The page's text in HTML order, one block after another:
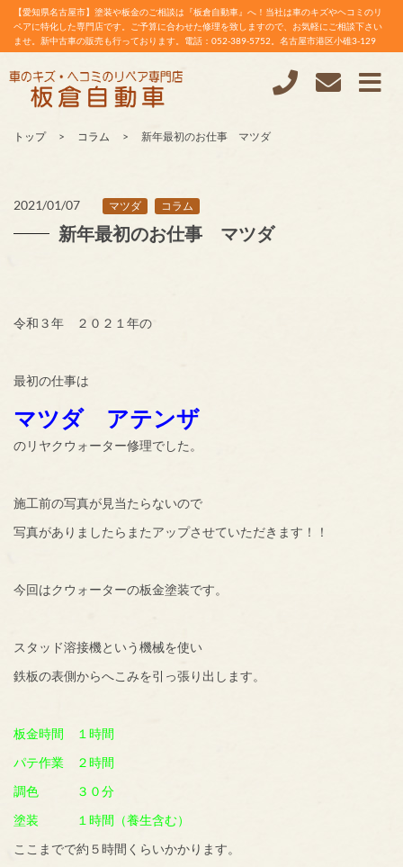
【愛知県名古屋市】塗装や板金のご相談は『板倉自動車』へ！当社は車のキズやヘコミのリ
ペアに特化した専門店です。ご予算に合わせた修理を致しますので、お気軽にご相談下さい
ませ。新中古車の販売も行っております。電話：052-389-5752。名古屋市港区小碓3-129
トップ コラム 新年最初のお仕事 マツダ
2021/01/07 マツダ コラム
新年最初のお仕事 マツダ
令和３年 ２０２１年の
最初の仕事は
マツダ アテンザ
のリヤクウォーター修理でした。
施工前の写真が見当たらないので
写真がありましたらまたアップさせていただきます！！
今回はクウォーターの板金塗装です。
スタッド溶接機という機械を使い
鉄板の表側からへこみを引っ張り出します。
板金時間 １時間
パテ作業 ２時間
調色 ３０分
塗装 １時間（養生含む）
ここまでで約５時間くらいかかります。